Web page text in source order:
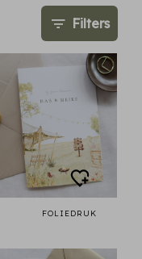
Filters
FOLIEDRUK